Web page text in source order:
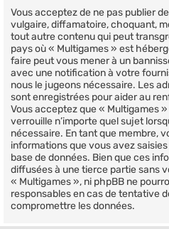
Vous acceptez de ne pas publier
vulgaire, diffamatoire, choquant,
tout autre contenu qui peut
pays où « Multigames » est
faire peut vous mener à un
avec une notification à votre
nous le jugeons nécessaire. Les
sont enregistrées pour aider au
Vous acceptez que « Multigames
verrouille n’importe quel sujet
nécessaire. En tant que membre,
informations que vous avez
base de données. Bien que ces
diffusées à une tierce partie sans
« Multigames », ni phpBB ne
responsables en cas de tentative
compromettre les données.